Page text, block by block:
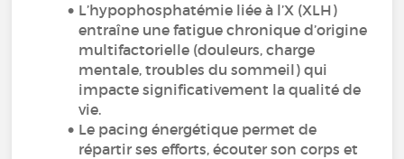
L’hypophosphatémie liée à l’X (XLH)
entraîne une fatigue chronique d’origine
multifactorielle (douleurs, charge
mentale, troubles du sommeil) qui
impacte significativement la qualité de
vie.
Le pacing énergétique permet de
répartir ses efforts, écouter son corps et